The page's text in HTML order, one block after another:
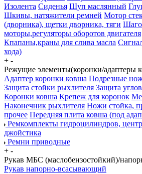
Изолента Сиденья Щуп маслянный
Шкивы, натяжители ремней Мотор
(дворника), щетки дворника, тяги
моторы,регуляторы оборотов двигателя
Кпапаны,краны для слива масла
хода)
+ -
Режущие элементы(коронки/адаптеры
Адаптер коронки ковша Подрезные
Защита стойки рыхлителя Защита
Коронки ковша Крепеж для коронок
Наконечник рыхлителя Ножи стойка,
прочее Передняя плита ковша (под
Ремкомплекты гидроцилиндров,
джойстика
Ремни приводные
+ -
Рукав МБС (маслобензостойкий)/
Рукав напорно-всасывающий